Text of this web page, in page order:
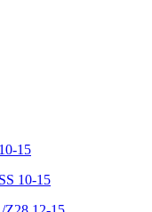
15
10-15